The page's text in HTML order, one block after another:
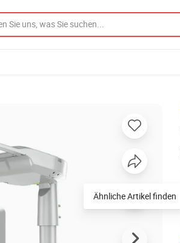
Ähnliche Artikel finden